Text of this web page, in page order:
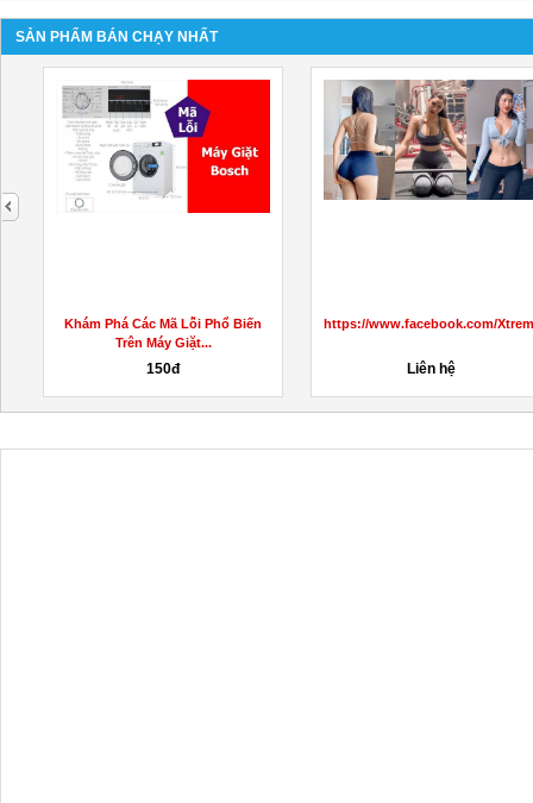
SẢN PHẨM BÁN CHẠY NHẤT
Khám Phá Các Mã Lỗi Phổ Biến
Trên Máy Giặt...
150đ
https://www.facebook.com/
Liên hệ